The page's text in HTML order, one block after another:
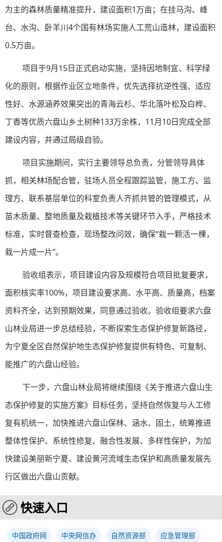
为主的森林质量精准提升，建设面积1万亩；在挂马沟、峰
台、水沟、卧羊川4个国有林场实施人工荒山造林，建设面积
0.5万亩。
项目于9月15日正式启动实施，坚持因地制宜、科学绿
化的原则，根据作业区立地条件，优先选择抗逆性强、适应
性好、水源涵养效果突出的青海云杉、华北落叶松及白桦、
丁香等优质六盘山乡土树种133万余株，11月10日完成全部
建设内容，并通过局级自验。
项目实施期间，实行主要领导总负责，分管领导具体
抓，相关林场配合管，驻场人员全程跟踪监管，施工方、监
理方、联系基层单位的科室负责人齐抓共管的管理模式，从
苗木质量、整地质量及栽植技术等关键环节入手，严格技术
标准，实时督查检查，现场整改问效，确保“栽一颗活一棵，
栽一片成一片”。
验收组表示，项目建设内容及规模符合项目批复要求，
面积核实率100%，项目建设要求高、水平高、质量高，档案
资料齐全，达到预期效果，同意通过验收。 验收组要求六盘
山林业局进一步总结经验，不断探索生态保护修复新路径，
为宁夏全区自然保护地生态保护修复提供有特色、可复制、
能推广的六盘山经验。
下一步，六盘山林业局将继续围绕《关于推进六盘山生
态保护修复的实施方案》目标任务，坚持自然恢复与人工修
复有机统一，加快推进六盘山保林、涵水、固土，统筹推进
整体性保护、系统性修复、融合性发展、多样性保护，为加
快建设美丽新宁夏、建设黄河流域生态保护和高质量发展先
行区做出六盘山贡献。
快速入口
中国政府网 中央网信办 自然资源部 应急管理部